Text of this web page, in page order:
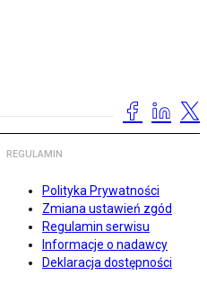
REGULAMIN
Polityka Prywatności
Zmiana ustawień zgód
Regulamin serwisu
Informacje o nadawcy
Deklaracja dostępności